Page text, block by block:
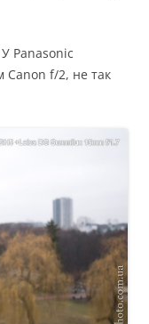
Panasonic
Canon f/2, не так